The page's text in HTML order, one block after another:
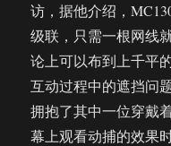
访，据他介绍，
级联，只需一根网线
论上可以布到上千平
互动过程中的遮挡问
拥抱了其中一位穿戴
幕上观看动捕的效果